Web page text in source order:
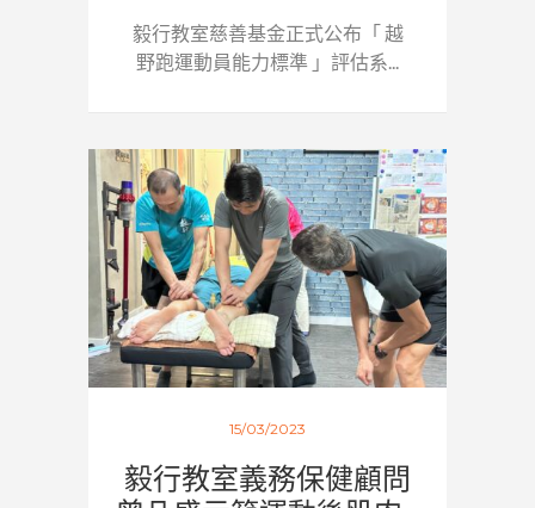
毅行教室慈善基金正式公布「 越
野跑運動員能力標準 」評估系...
15/03/2023
毅行教室義務保健顧問